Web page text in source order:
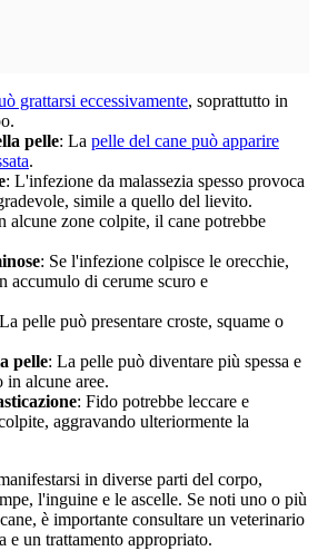
grattarsi eccessivamente, soprattutto in
pelle: La pelle del cane può apparire
.
: L'infezione da malassezia spesso provoca
simile a quello del lievito.
alcune zone colpite, il cane potrebbe
: Se l'infezione colpisce le orecchie,
accumulo di cerume scuro e
pelle può presentare croste, squame o
pelle: La pelle può diventare più spessa e
alcune aree.
: Fido potrebbe leccare e
aggravando ulteriormente la
in diverse parti del corpo,
l'inguine e le ascelle. Se noti uno o più
è importante consultare un veterinario
e un trattamento appropriato.